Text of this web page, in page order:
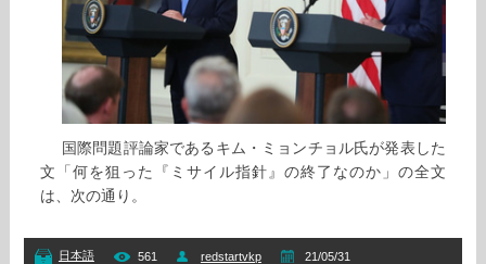
国際問題評論家であるキム・ミョンチョル氏が発表した
文「何を狙った『ミサイル指針』の終了なのか」の全文
は、次の通り。
日本語 561 redstartvkp 21/05/31